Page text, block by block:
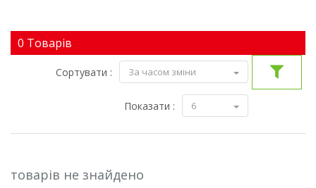
0 Товарiв
Сортувати : За часом зміни
Показати : 6
товарiв не знайдено